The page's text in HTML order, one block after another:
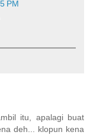
PM
itu, apalagi buat
deh... klopun kena